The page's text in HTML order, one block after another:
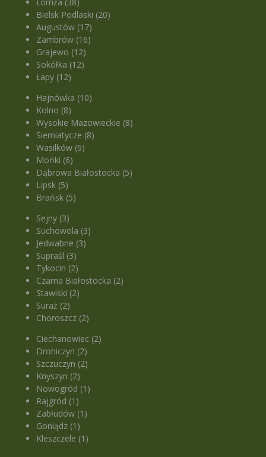
Bielsk Podlaski (20)
Augustów (17)
Zambrów (16)
Grajewo (12)
Sokółka (12)
Łapy (12)
Hajnówka (10)
Kolno (8)
Wysokie Mazowieckie (8)
Siemiatycze (8)
Wasilków (6)
Mońki (6)
Dąbrowa Białostocka (5)
Lipsk (5)
Brańsk (5)
Sejny (3)
Suchowola (3)
Jedwabne (3)
Supraśl (3)
Tykocin (2)
Czarna Białostocka (2)
Stawiski (2)
Suraż (2)
Choroszcz (2)
Ciechanowiec (2)
Drohiczyn (2)
Szczuczyn (2)
Knyszyn (2)
Nowogród (1)
Rajgród (1)
Zabłudów (1)
Goniądz (1)
Kleszczele (1)